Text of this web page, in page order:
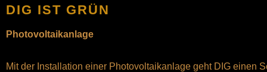
DIG IST GRÜN
Photovoltaikanlage
Mit der Installation einer Photovoltaikanlage geht DIG einen